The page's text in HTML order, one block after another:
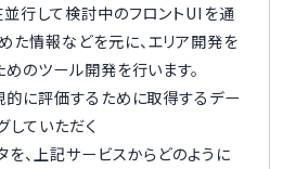
並行して検討中のフロントUIを通
た情報などを元に、エリア開発を
のツール開発を行います。
的に評価するために取得するデー
していただく
を、上記サービスからどのように